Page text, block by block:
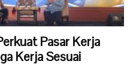
Pasar Kerja
Kerja Sesuai